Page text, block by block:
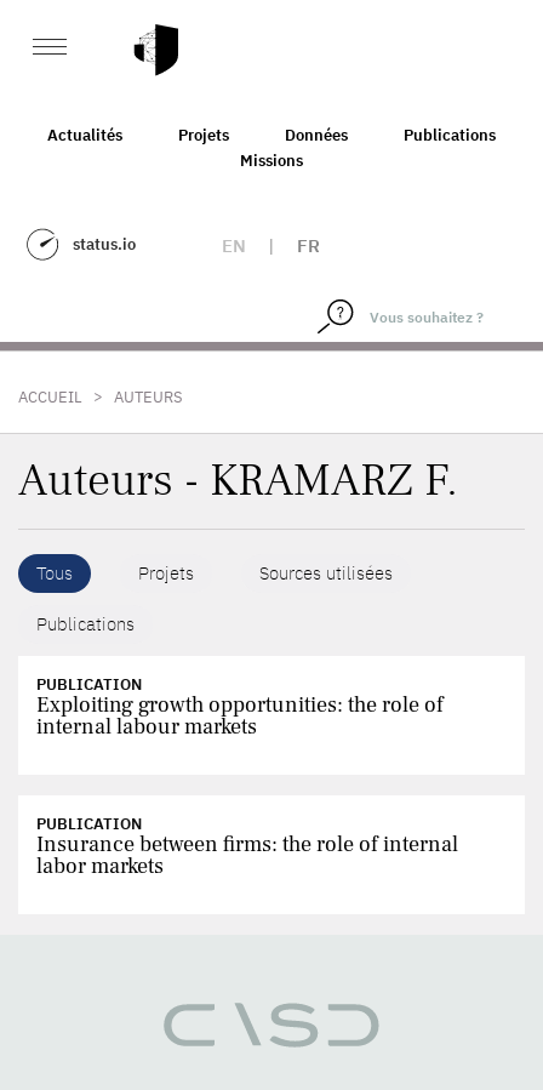
Actualités Projets Données
Publications
Missions
status.io EN | FR
ACCUEIL > AUTEURS
Auteurs - KRAMARZ F.
Tous Projets Sources utilisées
Publications
PUBLICATION
Exploiting growth opportunities: the role of
internal labour markets
PUBLICATION
Insurance between firms: the role of internal
labor markets